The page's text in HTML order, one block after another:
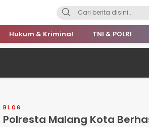
Hukum & Kriminal TNI & POLRI
BLOG
Polresta Malang Kota